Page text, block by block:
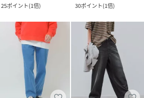
25ポイント(1倍)
30ポイント(1倍)